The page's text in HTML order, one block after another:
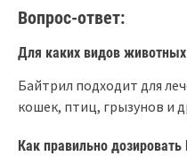
Вопрос-ответ:
Для каких видов животных
Байтрил подходит для
кошек, птиц, грызунов и
Как правильно дозировать